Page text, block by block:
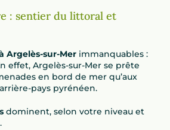
: sentier du littoral et
Argelès-sur-Mer immanquables :
effet, Argelès-sur-Mer se prête
en bord de mer qu’aux
pays pyrénéen.
dominent, selon votre niveau et